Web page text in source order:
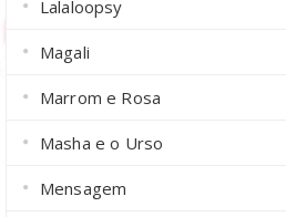
Lalaloopsy
Magali
Marrom e Rosa
Masha e o Urso
Mensagem